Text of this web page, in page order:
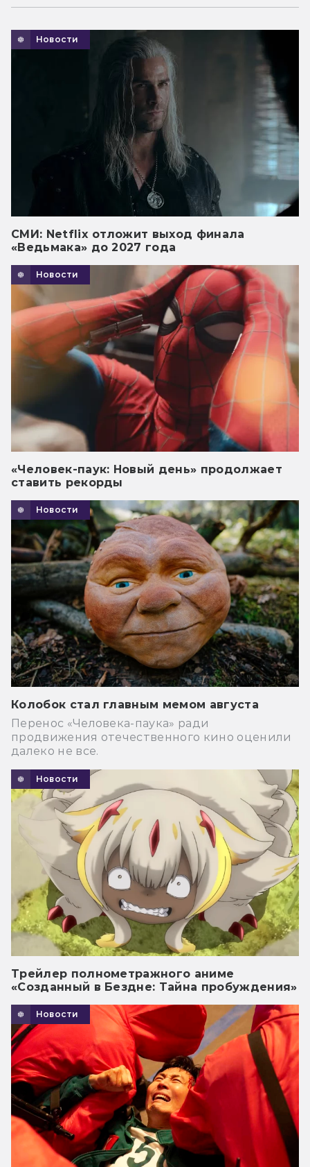
Новости
СМИ: Netflix отложит выход финала
«Ведьмака» до 2027 года
Новости
«Человек-паук: Новый день» продолжает
ставить рекорды
Новости
Колобок стал главным мемом августа
Перенос «Человека-паука» ради
продвижения отечественного кино оценили
далеко не все.
Новости
Трейлер полнометражного аниме
«Созданный в Бездне: Тайна пробуждения»
Новости